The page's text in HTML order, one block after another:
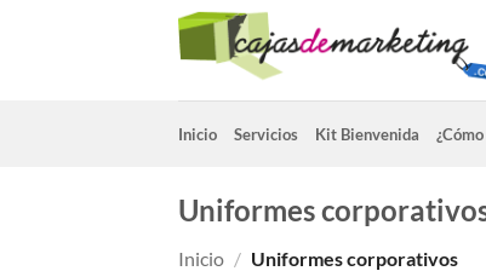
Inicio Servicios Kit Bienvenida
Uniformes
Inicio / Uniformes corporativos